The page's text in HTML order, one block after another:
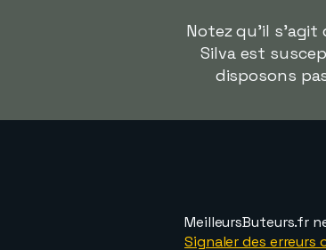
Notez qu'il s'agit
Silva est
disposons
MeilleursButeurs.fr
Signaler des